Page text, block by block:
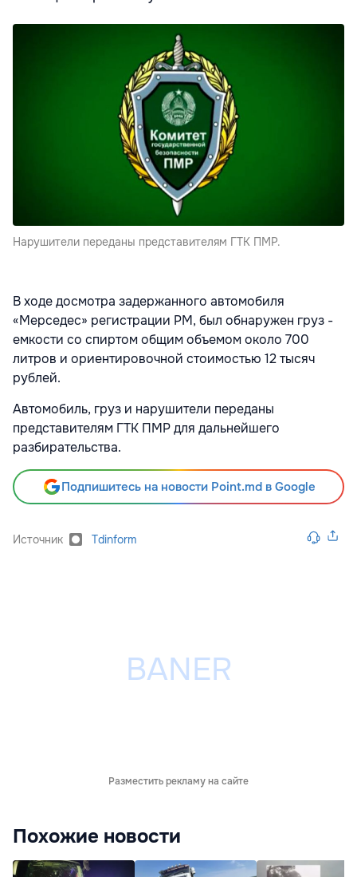
Нарушители переданы представителям ГТК ПМР.
В ходе досмотра задержанного автомобиля
«Мерседес» регистрации РМ, был обнаружен груз -
емкости со спиртом общим объемом около 700
литров и ориентировочной стоимостью 12 тысяч
рублей.
Автомобиль, груз и нарушители переданы
представителям ГТК ПМР для дальнейшего
разбирательства.
Подпишитесь на новости Point.md в Google
Источник Tdinform
Разместить рекламу на сайте
Похожие новости